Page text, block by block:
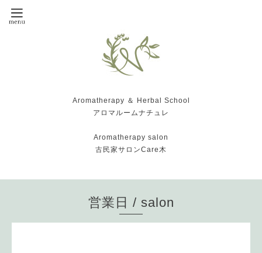
Aromatherapy ＆ Herbal School
アロマルームナチュレ
Aromatherapy salon
古民家サロンCare木
営業日 / salon